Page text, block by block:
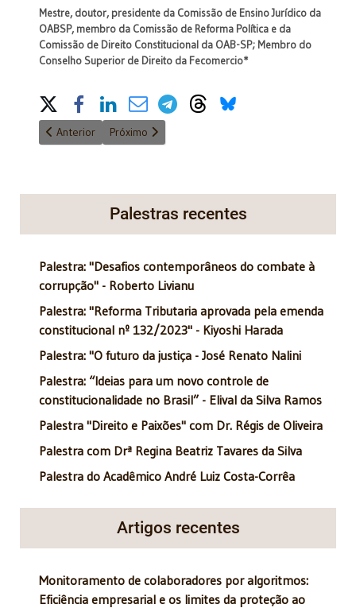
Mestre, doutor, presidente da Comissão de Ensino Jurídico da
OABSP, membro da Comissão de Reforma Política e da
Comissão de Direito Constitucional da OAB-SP; Membro do
Conselho Superior de Direito da Fecomercio*
Share on Social Media
Artigo anterior: DONALD TRUMP
Anterior Próximo artigo: A Justiça deve ser célere?
Próximo
Palestras recentes
Palestra: "Desafios contemporâneos do combate à
corrupção" - Roberto Livianu
Palestra: "Reforma Tributaria aprovada pela emenda
constitucional nº 132/2023" - Kiyoshi Harada
Palestra: "O futuro da justiça - José Renato Nalini
Palestra: “Ideias para um novo controle de
constitucionalidade no Brasil” - Elival da Silva Ramos
Palestra "Direito e Paixões" com Dr. Régis de Oliveira
Palestra com Drª Regina Beatriz Tavares da Silva
Palestra do Acadêmico André Luiz Costa-Corrêa
Artigos recentes
Monitoramento de colaboradores por algoritmos:
Eficiência empresarial e os limites da proteção ao